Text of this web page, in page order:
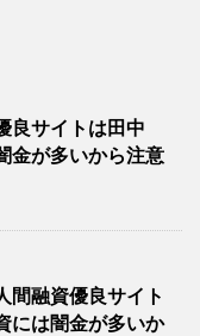
良サイトは田中
金が多いから注意
間融資優良サイト
には闇金が多いか